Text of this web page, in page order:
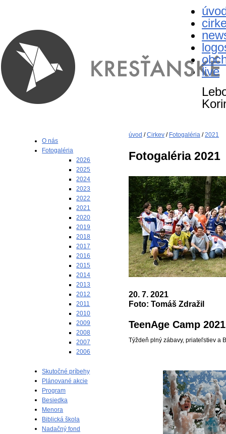
live
O nás
Fotogaléria
2026
2025
2024
2023
2022
2021
2020
2019
2018
2017
2016
2015
2014
2013
2012
2011
2010
2009
2008
2007
2006
Skutočné príbehy
Plánované akcie
Program
Besiedka
Menora
Biblická škola
Nadačný fond
úvod /Cirkev / Fotogaléria /2021
Fotogaléria 2021
20. 7. 2021
Foto: Tomáš Zdražil
TeenAge Camp 2021
Týždeň plný zábavy, priateľstiev a